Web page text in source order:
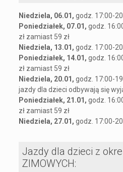
Niedziela, 06.01, godz. 17:00-
Poniedziałek, 07.01, godz.
zł zamiast 59 zł
Niedziela, 13.01, godz. 17:00-
Poniedziałek, 14.01, godz.
zł zamiast 59 zł
Niedziela, 20.01, godz. 17:00-
jazdy dla dzieci odbywają się
Poniedziałek, 21.01, godz.
zł zamiast 59 zł
Niedziela, 27.01, godz. 17:00-
Jazdy dla dzieci z
ZIMOWYCH: